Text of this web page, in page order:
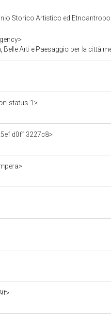
Storico Artistico ed
Arti e Paesaggio per la città
status-1>